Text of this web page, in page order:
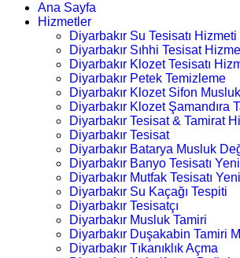
Ana Sayfa
Hizmetler
Diyarbakır Su Tesisatı Hizmeti
Diyarbakır Sıhhi Tesisat
Diyarbakır Klozet Tesisatı
Diyarbakır Petek Temizleme
Diyarbakır Klozet Sifon Musluk
Diyarbakır Klozet Şamandıra
Diyarbakır Tesisat & Tamirat
Diyarbakır Tesisat
Diyarbakır Batarya Musluk
Diyarbakır Banyo Tesisatı
Diyarbakır Mutfak Tesisatı
Diyarbakır Su Kaçağı Tespiti
Diyarbakır Tesisatçı
Diyarbakır Musluk Tamiri
Diyarbakır Duşakabin Tamiri
Diyarbakır Tıkanıklık Açma